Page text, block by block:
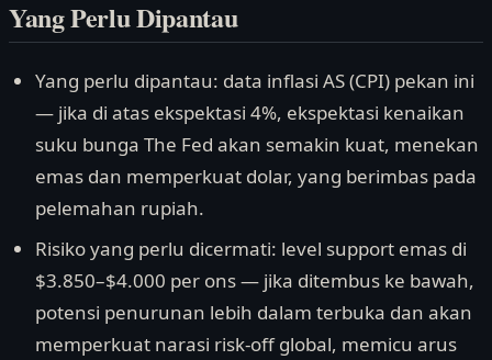
Yang Perlu Dipantau
Yang perlu dipantau: data inflasi AS (CPI) pekan ini
— jika di atas ekspektasi 4%, ekspektasi kenaikan
suku bunga The Fed akan semakin kuat, menekan
emas dan memperkuat dolar, yang berimbas pada
pelemahan rupiah.
Risiko yang perlu dicermati: level support emas di
$3.850–$4.000 per ons — jika ditembus ke bawah,
potensi penurunan lebih dalam terbuka dan akan
memperkuat narasi risk-off global, memicu arus